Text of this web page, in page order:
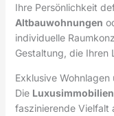
Ihre Persönlichkeit
Altbauwohnungen
individuelle
Gestaltung, die
Exklusive
Die
faszinierende Vielfalt